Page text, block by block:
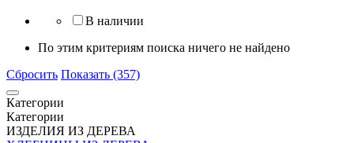
В наличии
По этим критериям поиска ничего не найдено
Сбросить Показать (357)
Категории
Категории
ИЗДЕЛИЯ ИЗ ДЕРЕВА